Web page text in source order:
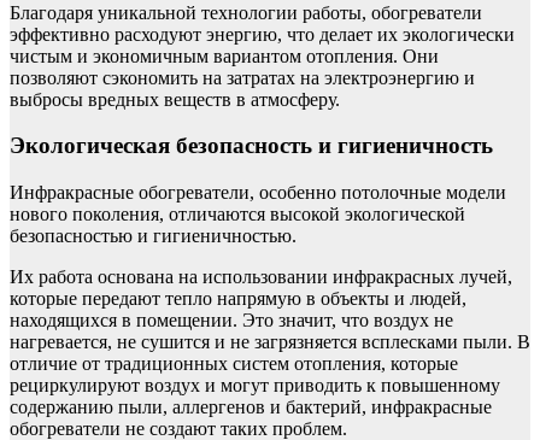
Благодаря уникальной технологии работы, обогреватели
эффективно расходуют энергию, что делает их экологически
чистым и экономичным вариантом отопления. Они
позволяют сэкономить на затратах на электроэнергию и
выбросы вредных веществ в атмосферу.
Экологическая безопасность и гигиеничность
Инфракрасные обогреватели, особенно потолочные модели
нового поколения, отличаются высокой экологической
безопасностью и гигиеничностью.
Их работа основана на использовании инфракрасных лучей,
которые передают тепло напрямую в объекты и людей,
находящихся в помещении. Это значит, что воздух не
нагревается, не сушится и не загрязняется всплесками пыли. В
отличие от традиционных систем отопления, которые
рециркулируют воздух и могут приводить к повышенному
содержанию пыли, аллергенов и бактерий, инфракрасные
обогреватели не создают таких проблем.